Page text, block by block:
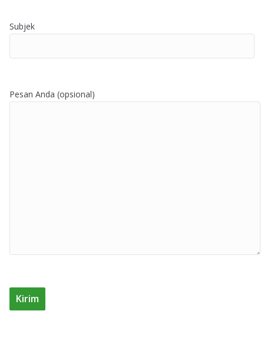
Subjek
Pesan Anda (opsional)